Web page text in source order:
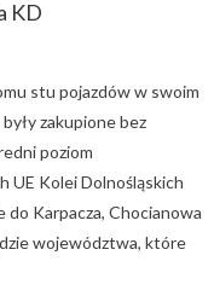
KD
stu pojazdów w swoim
zakupione bez
poziom
UE Kolei Dolnośląskich
do Karpacza, Chocianowa
województwa, które